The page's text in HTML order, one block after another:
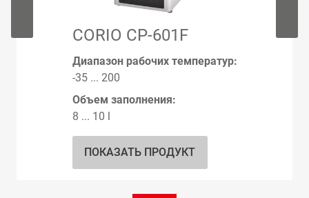
CORIO CP-601F
Диапазон рабочих температур:
-35 ... 200
Объем заполнения:
8 ... 10 l
ПОКАЗАТЬ ПРОДУКТ